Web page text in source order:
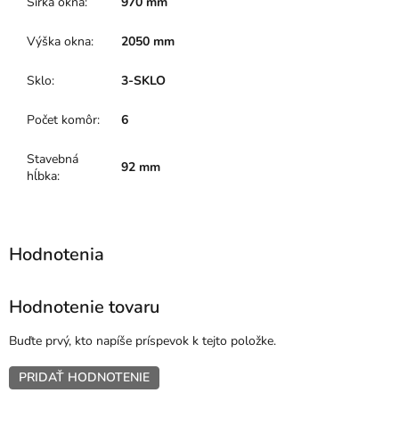
Výška okna: 2050 mm
Sklo: 3-SKLO
Počet komôr: 6
Stavebná
hĺbka:
92 mm
Hodnotenie tovaru
Buďte prvý, kto napíše príspevok k tejto položke.
PRIDAŤ HODNOTENIE